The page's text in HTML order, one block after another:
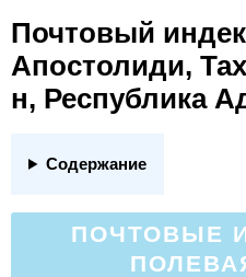
Почтовый
Апостолиди,
н, Республика
Содержание
ПОЧТОВЫЕ